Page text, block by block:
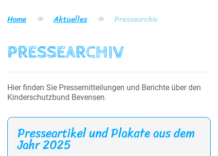
Home Aktuelles Pressearchiv
PRESSEARCHIV
Hier finden Sie Pressemitteilungen und Berichte über den
Kinderschutzbund Bevensen.
Presseartikel und Plakate aus dem
Jahr 2025